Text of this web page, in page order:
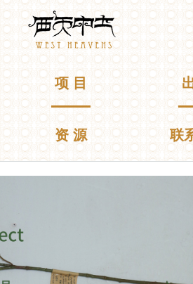
跳
转
到
主
要
内
容
项 目
资 源 联